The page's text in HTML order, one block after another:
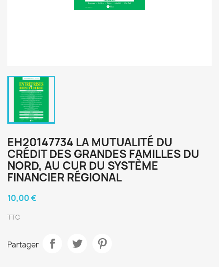
EH20147734 LA MUTUALITÉ DU
CRÉDIT DES GRANDES FAMILLES DU
NORD, AU CUR DU SYSTÈME
FINANCIER RÉGIONAL
10,00 €
TTC
Partager